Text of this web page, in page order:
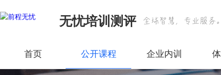
无忧培训测评
首页 公开课程 企业内训